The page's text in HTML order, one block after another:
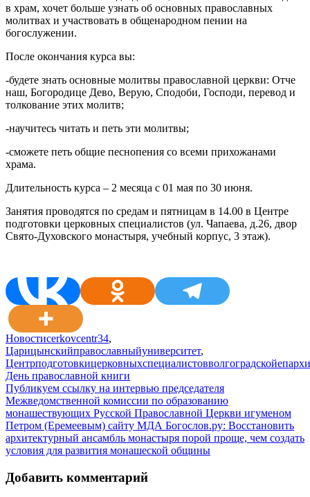
в храм, хочет больше узнать об основных православных
молитвах и участвовать в общенародном пении на
богослужении.
После окончания курса вы:
-будете знать основные молитвы православной церкви: Отче
наш, Богородице Дево, Верую, Сподоби, Господи, перевод и
толкование этих молитв;
-научитесь читать и петь эти молитвы;
-сможете петь общие песнопения со всеми прихожанами
храма.
Длительность курса – 2 месяца с 01 мая по 30 июня.
Занятия проводятся по средам и пятницам в 14.00 в Центре
подготовки церковных специалистов (ул. Чапаева, д.26, двор
Свято-Духовского монастыря, учебный корпус, 3 этаж).
Новостиcerkovcentr34,
Царицынскийправославныйуниверситет,
Навигация
по
записям
День православной книги
Публикуем ссылку на интервью председателя
Межведомственной комиссии по образованию
монашествующих Русской Православной Церкви игуменом
Петром (Еремеевым) сайту МДА Богослов.ру: Восстановить
архитектурный ансамбль монастыря порой проще, чем создать
условия для развития монашеской общины
Добавить комментарий